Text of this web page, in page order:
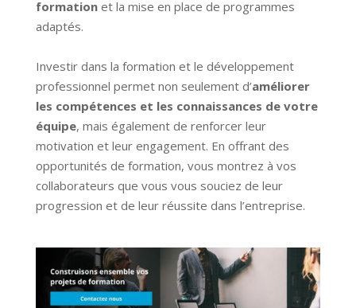
formationet la mise en place de programmes
adaptés.
Investir dans la formation et le développement
professionnel permet non seulement d’améliorer
les compétences et les connaissances de votre
équipe, mais également de renforcer leur
motivation et leur engagement. En offrant des
opportunités de formation, vous montrez à vos
collaborateurs que vous vous souciez de leur
progression et de leur réussite dans l’entreprise.